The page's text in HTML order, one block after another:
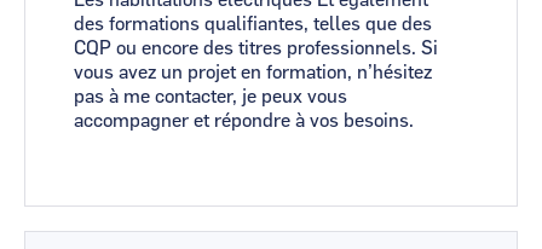
des formations qualifiantes, telles que des
CQP ou encore des titres professionnels. Si
vous avez un projet en formation, n’hésitez
pas à me contacter, je peux vous
accompagner et répondre à vos besoins.